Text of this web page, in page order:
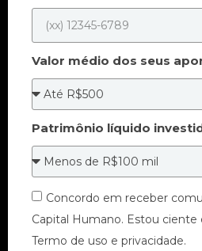
Valor médio dos seus
Patrimônio líquido
Concordo em receber
Capital Humano. Estou
Termo de uso e privacidade.